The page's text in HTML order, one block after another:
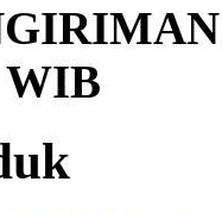
WIB